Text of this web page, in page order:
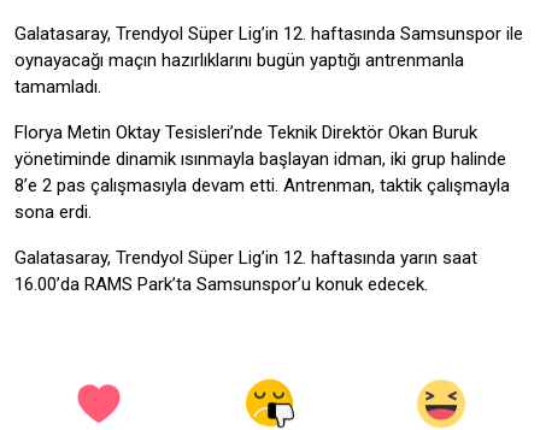
Galatasaray, Trendyol Süper Lig’in 12. haftasında Samsunspor ile
oynayacağı maçın hazırlıklarını bugün yaptığı antrenmanla
tamamladı.
Florya Metin Oktay Tesisleri’nde Teknik Direktör Okan Buruk
yönetiminde dinamik ısınmayla başlayan idman, iki grup halinde
8’e 2 pas çalışmasıyla devam etti. Antrenman, taktik çalışmayla
sona erdi.
Galatasaray, Trendyol Süper Lig’in 12. haftasında yarın saat
16.00’da RAMS Park’ta Samsunspor’u konuk edecek.